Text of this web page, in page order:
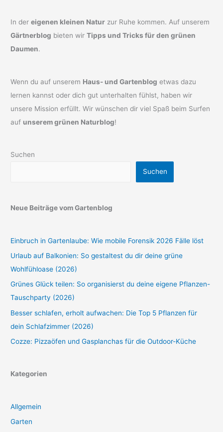
In dereigenen kleinen Natur zur Ruhe kommen. Auf unserem
Gärtnerblog bieten wirTipps und Tricks für den grünen
Daumen.
Wenn du auf unserem Haus- und Gartenblog etwas dazu
lernen kannst oder dich gut unterhalten fühlst, haben wir
unsere Mission erfüllt. Wir wünschen dir viel Spaß beim Surfen
auf unserem grünen Naturblog!
Suchen
Suchen
Neue Beiträge vom Gartenblog
Einbruch in Gartenlaube: Wie mobile Forensik 2026 Fälle löst
Urlaub auf Balkonien: So gestaltest du dir deine grüne
Wohlfühloase (2026)
Grünes Glück teilen: So organisierst du deine eigene Pflanzen-
Tauschparty (2026)
Besser schlafen, erholt aufwachen: Die Top 5 Pflanzen für
dein Schlafzimmer (2026)
Cozze: Pizzaöfen und Gasplanchas für die Outdoor-Küche
Kategorien
Allgemein
Garten